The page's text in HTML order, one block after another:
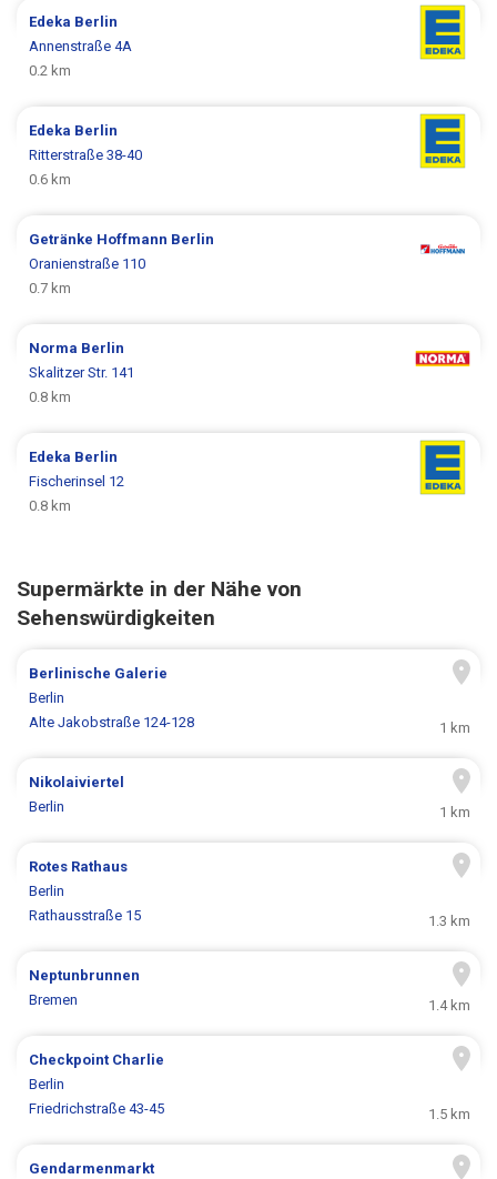
Edeka Berlin
Annenstraße 4A
0.2 km
Edeka Berlin
Ritterstraße 38-40
0.6 km
Getränke Hoffmann Berlin
Oranienstraße 110
0.7 km
Norma Berlin
Skalitzer Str. 141
0.8 km
Edeka Berlin
Fischerinsel 12
0.8 km
Supermärkte in der Nähe von
Sehenswürdigkeiten
Berlinische Galerie
Berlin
Alte Jakobstraße 124-128
1 km
Nikolaiviertel
Berlin
1 km
Rotes Rathaus
Berlin
Rathausstraße 15
1.3 km
Neptunbrunnen
Bremen
1.4 km
Checkpoint Charlie
Berlin
Friedrichstraße 43-45
1.5 km
Gendarmenmarkt